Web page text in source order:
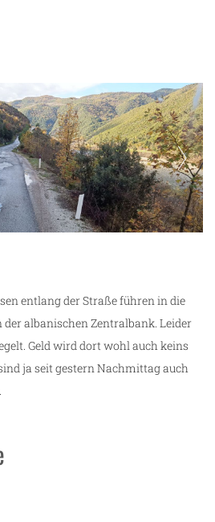
entlang der Straße führen in die
albanischen Zentralbank. Leider
Geld wird dort wohl auch keins
ja seit gestern Nachmittag auch